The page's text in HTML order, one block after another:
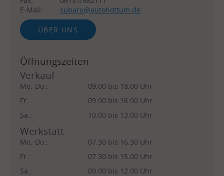
E-Mail:
subaru@autohottum.de
ÜBER UNS
Öffnungszeiten
Verkauf
Mo.-Do.:
09.00 bis 18.00 Uhr
Fr.:
09.00 bis 16.00 Uhr
Sa.:
10.00 bis 13.00 Uhr
Werkstatt
Mo.-Do.:
07.30 bis 16.30 Uhr
Fr.:
07.30 bis 15.00 Uhr
Sa.:
09.00 bis 12.00 Uhr